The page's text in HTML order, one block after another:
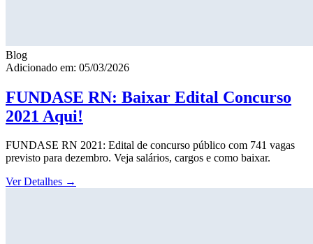
Blog
Adicionado em: 05/03/2026
FUNDASE RN: Baixar Edital Concurso
2021 Aqui!
FUNDASE RN 2021: Edital de concurso público com 741 vagas
previsto para dezembro. Veja salários, cargos e como baixar.
Ver Detalhes →